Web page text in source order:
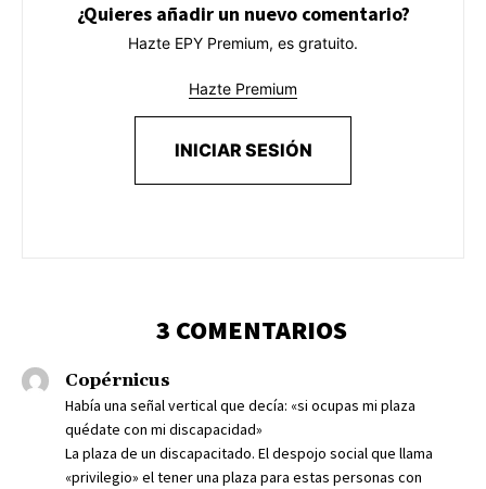
¿Quieres añadir un nuevo comentario?
Hazte EPY Premium, es gratuito.
Hazte Premium
INICIAR SESIÓN
3 COMENTARIOS
Copérnicus
Había una señal vertical que decía: «si ocupas mi plaza
quédate con mi discapacidad»
La plaza de un discapacitado. El despojo social que llama
«privilegio» el tener una plaza para estas personas con